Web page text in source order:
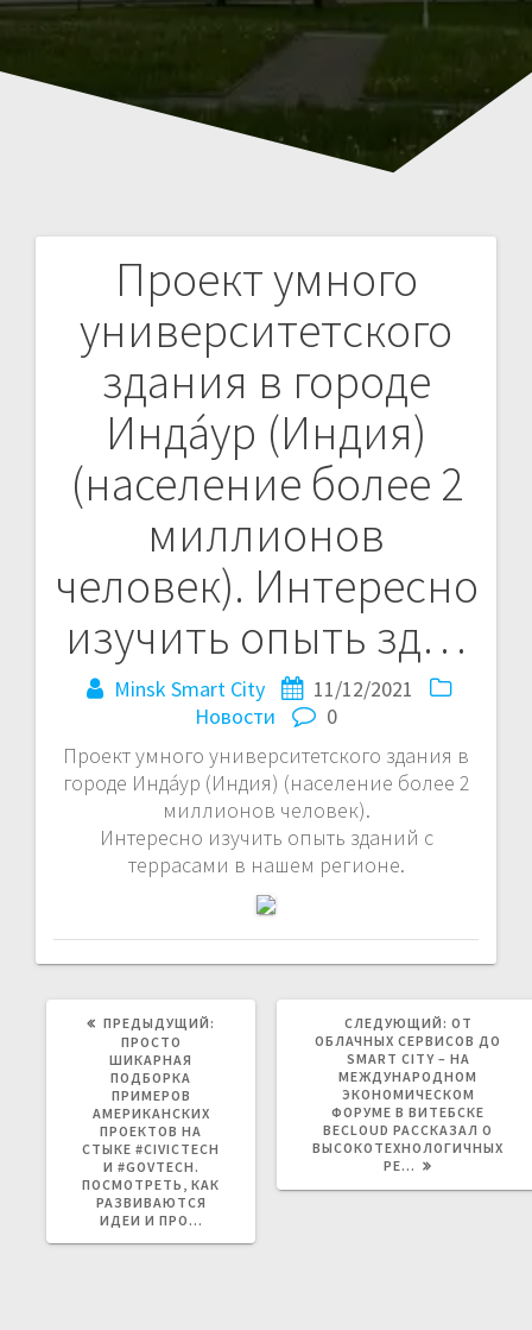
Проект умного
университетского
здания в городе
Инда́ур (Индия)
(население более 2
миллионов
человек). Интересно
изучить опыть зд…
Minsk Smart City
11/12/2021
Новости
0
Проект умного университетского здания в
городе Инда́ур (Индия) (население более 2
миллионов человек).
Интересно изучить опыть зданий с
террасами в нашем регионе.
Навигация
по
записям
ПРЕДЫДУЩИЙ:
ПРОСТО
ШИКАРНАЯ
ПОДБОРКА
ПРИМЕРОВ
АМЕРИКАНСКИХ
ПРОЕКТОВ НА
СТЫКЕ #CIVICTECH
И #GOVTECH.
ПОСМОТРЕТЬ, КАК
РАЗВИВАЮТСЯ
ИДЕИ И ПРО…
СЛЕДУЮЩИЙ:
ЗАПИСЬ:
ОТ
ОБЛАЧНЫХ СЕРВИСОВ ДО
SMART CITY – НА
МЕЖДУНАРОДНОМ
ЭКОНОМИЧЕСКОМ
ФОРУМЕ В ВИТЕБСКЕ
BECLOUD РАССКАЗАЛ О
ВЫСОКОТЕХНОЛОГИЧНЫХ
РЕ…